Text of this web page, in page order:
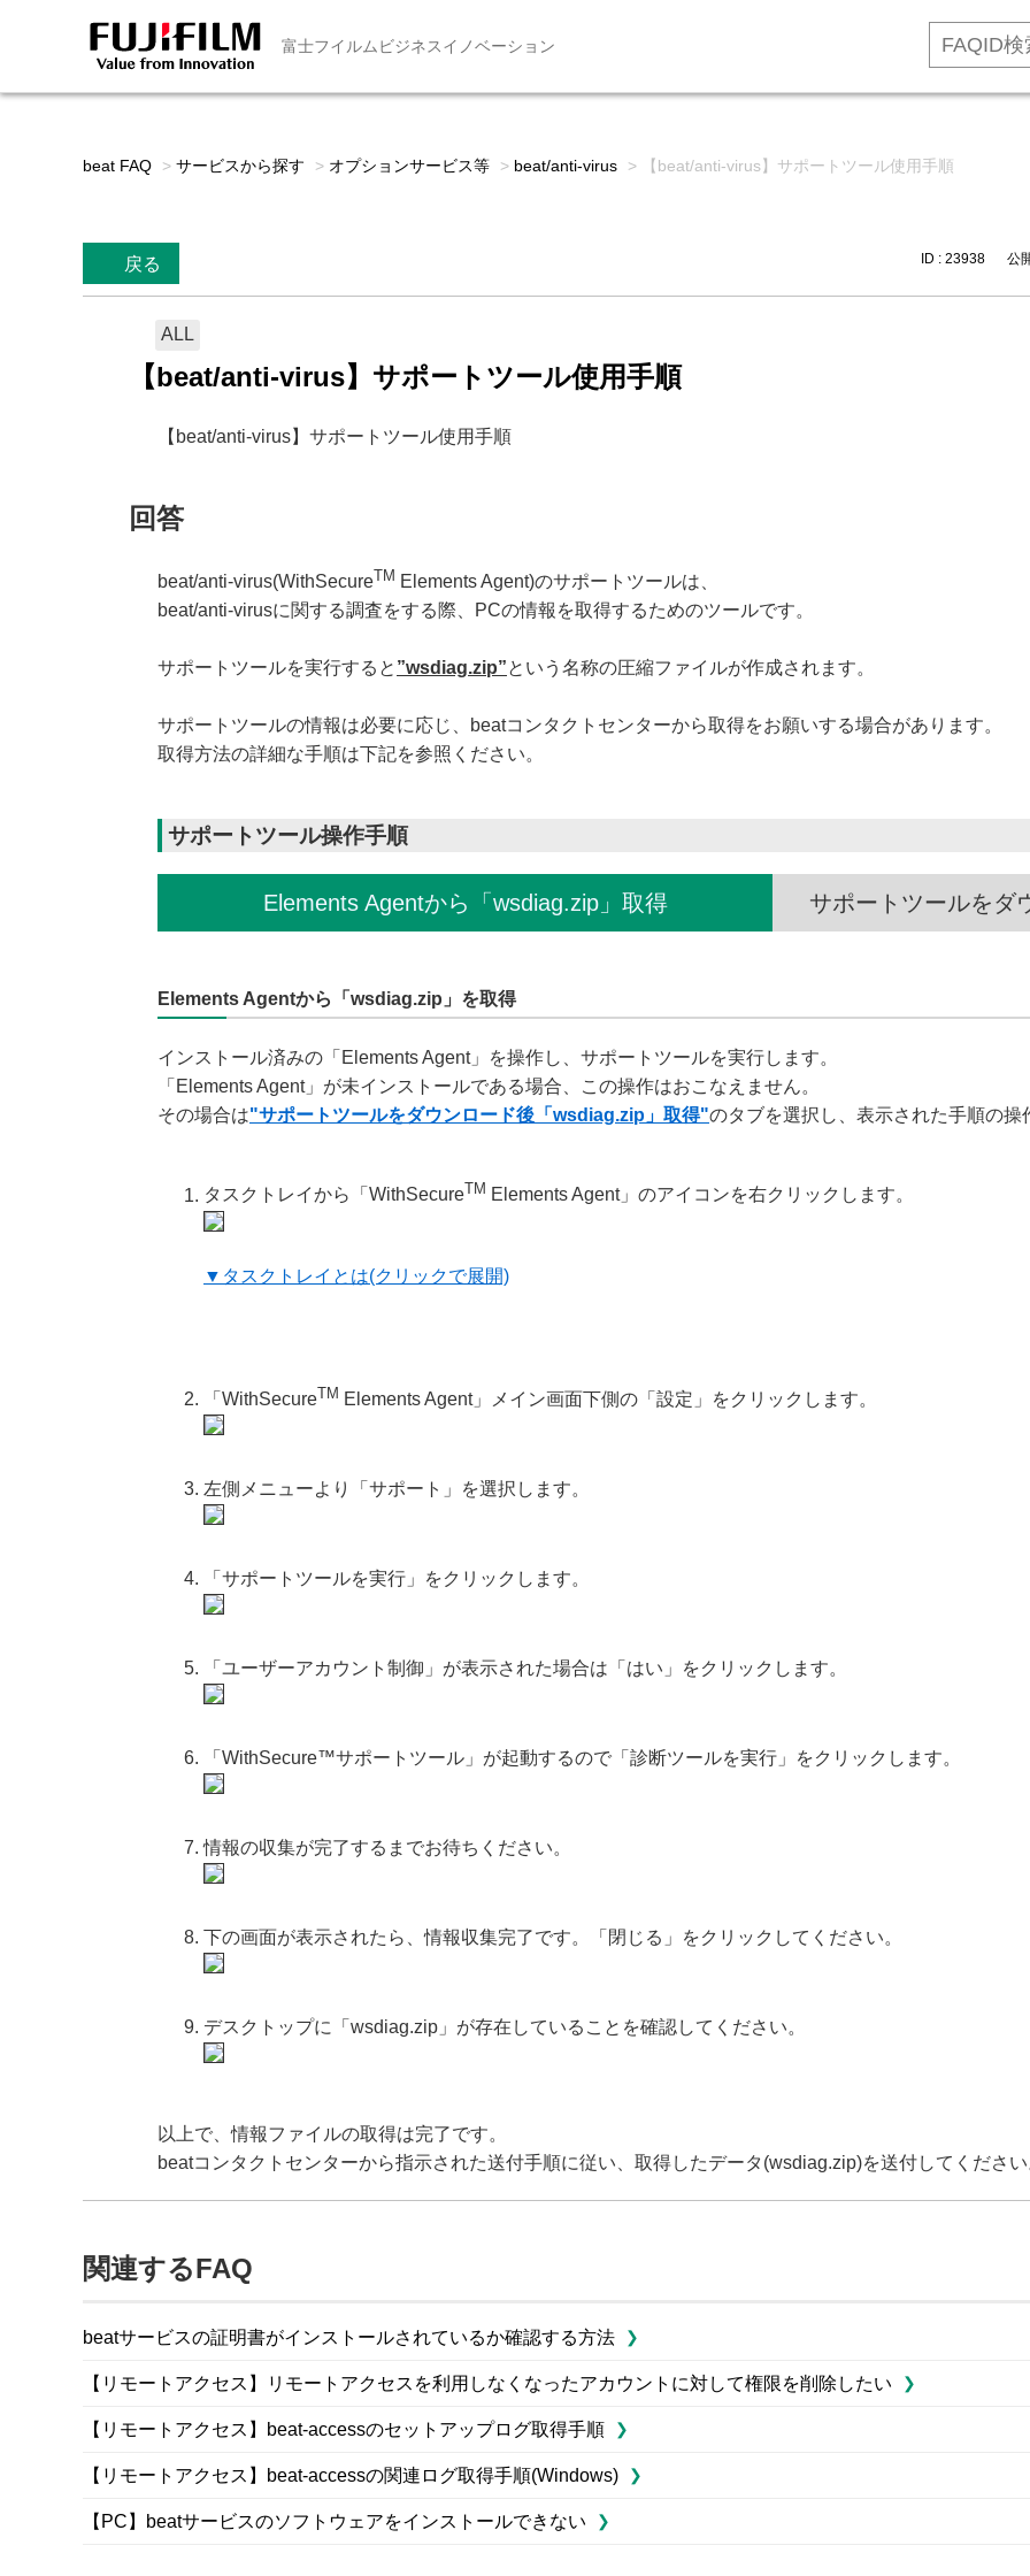
富士フイルムビジネスイノベーション
beat FAQ > サービスから探す > オプションサービス等 > beat/anti-virus > 【beat/anti-virus】サポートツール使用手順
戻る ID : 23938 公
ALL
【beat/anti-virus】サポートツール使用手順
【beat/anti-virus】サポートツール使用手順
回答
beat/anti-virus(WithSecureTM Elements Agent)のサポートツールは、
beat/anti-virusに関する調査をする際、PCの情報を取得するためのツールです。
サポートツールを実行すると ”wsdiag.zip”という名称の圧縮ファイルが作成されます。
サポートツールの情報は必要に応じ、beatコンタクトセンターから取得をお願いする場合があります。
取得方法の詳細な手順は下記を参照ください。
サポートツール操作手順
Elements Agentから「wsdiag.zip」取得
Elements Agentから「wsdiag.zip」を取得
インストール済みの「Elements Agent」を操作し、サポートツールを実行します。
「Elements Agent」が未インストールである場合、この操作はおこなえません。
その場合は"サポートツールをダウンロード後「wsdiag.zip」取得"のタブを選択し、表示された手順の操
タスクトレイから「WithSecureTM Elements Agent」のアイコンを右クリックします。
▼タスクトレイとは(クリックで展開)
「WithSecureTM Elements Agent」メイン画面下側の「設定」をクリックします。
左側メニューより「サポート」を選択します。
「サポートツールを実行」をクリックします。
「ユーザーアカウント制御」が表示された場合は「はい」をクリックします。
「WithSecure™サポートツール」が起動するので「診断ツールを実行」をクリックします。
情報の収集が完了するまでお待ちください。
下の画面が表示されたら、情報収集完了です。「閉じる」をクリックしてください。
デスクトップに「wsdiag.zip」が存在していることを確認してください。
以上で、情報ファイルの取得は完了です。
beatコンタクトセンターから指示された送付手順に従い、取得したデータ(wsdiag.zip)を送付してください
サポートツールをダ
関連するFAQ
beatサービスの証明書がインストールされているか確認する方法
【リモートアクセス】リモートアクセスを利用しなくなったアカウントに対して権限を削除したい
【リモートアクセス】beat-accessのセットアップログ取得手順
【リモートアクセス】beat-accessの関連ログ取得手順(Windows)
【PC】beatサービスのソフトウェアをインストールできない